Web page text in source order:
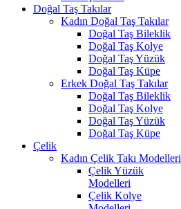
Doğal Taş Takılar
Kadın Doğal Taş Takılar
Doğal Taş Bileklik
Doğal Taş Kolye
Doğal Taş Yüzük
Doğal Taş Küpe
Erkek Doğal Taş Takılar
Doğal Taş Bileklik
Doğal Taş Kolye
Doğal Taş Yüzük
Doğal Taş Küpe
Çelik
Kadın Çelik Takı Modelleri
Çelik Yüzük
Modelleri
Çelik Kolye